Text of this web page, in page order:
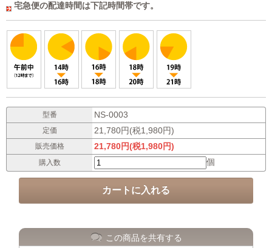
宅急便の配達時間は下記時間帯です。
型番 NS-0003
定価 21,780円(税1,980円)
販売価格 21,780円(税1,980円)
購入数 個
この商品を共有する